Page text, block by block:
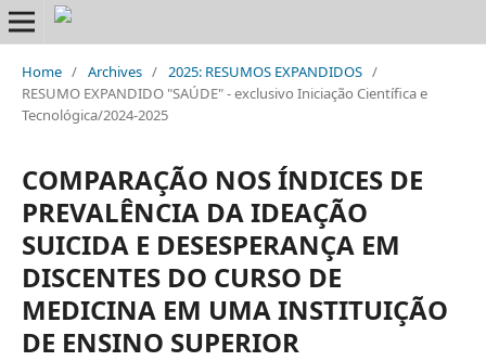
Home / Archives / 2025: RESUMOS EXPANDIDOS /
RESUMO EXPANDIDO "SAÚDE" - exclusivo Iniciação Científica e
Tecnológica/2024-2025
COMPARAÇÃO NOS ÍNDICES DE
PREVALÊNCIA DA IDEAÇÃO
SUICIDA E DESESPERANÇA EM
DISCENTES DO CURSO DE
MEDICINA EM UMA INSTITUIÇÃO
DE ENSINO SUPERIOR